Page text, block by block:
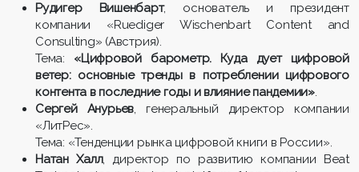
Рудигер Вишенбарт, основатель и президент
компании «Ruediger Wischenbart Content and
Consulting» (Австрия).
Тема: «Цифровой барометр. Куда дует цифровой
ветер: основные тренды в потреблении цифрового
контента в последние годы и влияние пандемии».
Сергей Анурьев, генеральный директор компании
«ЛитРес».
Тема: «Тенденции рынка цифровой книги в России».
Натан Халл, директор по развитию компании Beat